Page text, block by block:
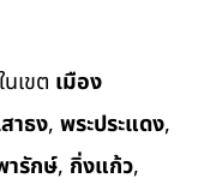
เขต เมือง
าธง, พระประแดง,
ารักษ์, กิ่งแก้ว,